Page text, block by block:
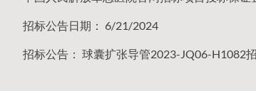
招标公告日期： 6/21/2024
招标公告： 球囊扩张导管2023-JQ06-H1082招